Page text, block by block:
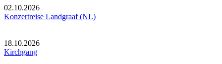
02.10.2026
Konzertreise Landgraaf (NL)
18.10.2026
Kirchgang